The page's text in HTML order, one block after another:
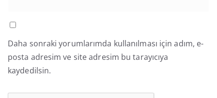
Daha sonraki yorumlarımda kullanılması için adım, e-
posta adresim ve site adresim bu tarayıcıya
kaydedilsin.